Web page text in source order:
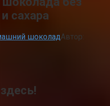
сахара
шоколадАвтор: